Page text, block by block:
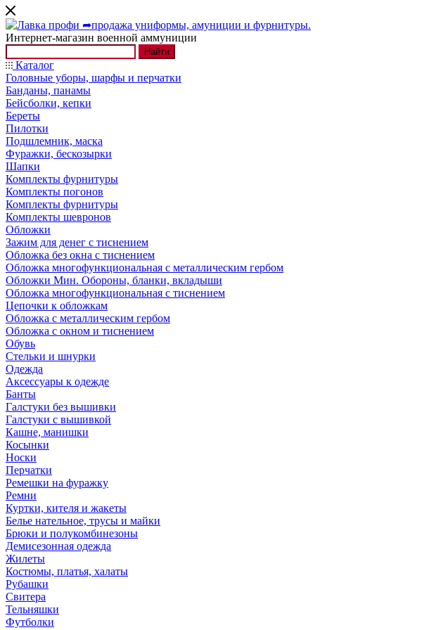
Интернет-магазин военной аммуниции
Найти
Каталог
Головные уборы, шарфы и перчатки
Банданы, панамы
Бейсболки, кепки
Береты
Пилотки
Подшлемник, маска
Фуражки, бескозырки
Шапки
Комплекты фурнитуры
Комплекты погонов
Комплекты фурнитуры
Комплекты шевронов
Обложки
Зажим для денег с тиснением
Обложка без окна с тиснением
Обложка многофункциональная с металлическим гербом
Обложки Мин. Обороны, бланки, вкладыши
Обложка многофункциональная с тиснением
Цепочки к обложкам
Обложка с металлическим гербом
Обложка с окном и тиснением
Обувь
Стельки и шнурки
Одежда
Аксессуары к одежде
Банты
Галстуки без вышивки
Галстуки с вышивкой
Кашне, манишки
Косынки
Носки
Перчатки
Ремешки на фуражку
Ремни
Куртки, кителя и жакеты
Белье нательное, трусы и майки
Брюки и полукомбинезоны
Демисезонная одежда
Жилеты
Костюмы, платья, халаты
Рубашки
Свитера
Тельняшки
Футболки